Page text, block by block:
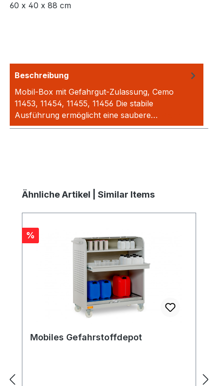
60 x 40 x 88 cm
Beschreibung
Mobil-Box mit Gefahrgut-Zulassung, Cemo
11453, 11454, 11455, 11456 Die stabile
Ausführung ermöglicht eine saubere…
Produktgalerie überspringen
Ähnliche Artikel | Similar Items
Rabatt
%
Mobiles Gefahrstoffdepot